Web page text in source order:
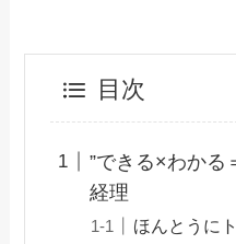
目次
”できる×わかる
経理
ほんとうに